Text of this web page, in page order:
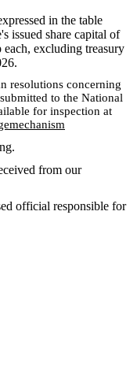
in the table
issued share capital of
excluding treasury
resolutions concerning
to the National
for inspection at
from our
official responsible for